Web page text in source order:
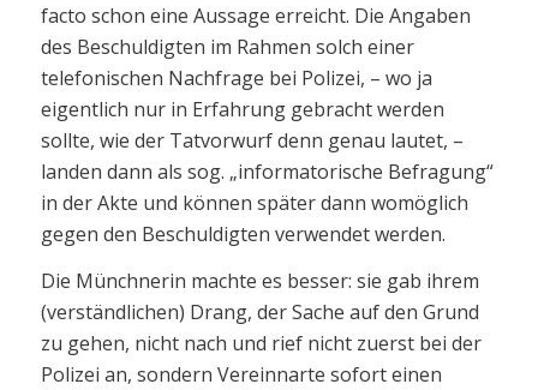
facto schon eine Aussage erreicht. Die Angaben
des Beschuldigten im Rahmen solch einer
telefonischen Nachfrage bei Polizei, – wo ja
eigentlich nur in Erfahrung gebracht werden
sollte, wie der Tatvorwurf denn genau lautet, –
landen dann als sog. „informatorische Befragung“
in der Akte und können später dann womöglich
gegen den Beschuldigten verwendet werden.
Die Münchnerin machte es besser: sie gab ihrem
(verständlichen) Drang, der Sache auf den Grund
zu gehen, nicht nach und rief nicht zuerst bei der
Polizei an, sondern Vereinnarte sofort einen